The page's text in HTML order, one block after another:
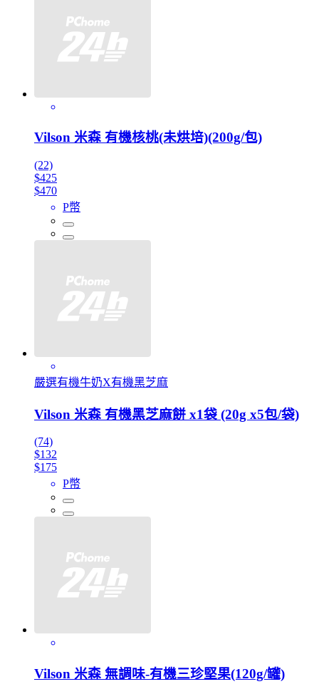
Vilson 米森 有機核桃(未烘培)(200g/包)
(22)
$425
$470
P幣
嚴選有機牛奶X有機黑芝麻
Vilson 米森 有機黑芝麻餅 x1袋 (20g x5包/袋)
(74)
$132
$175
P幣
Vilson 米森 無調味-有機三珍堅果(120g/罐)